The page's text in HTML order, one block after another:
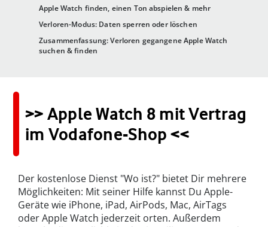
Apple Watch finden, einen Ton abspielen & mehr
Verloren-Modus: Daten sperren oder löschen
Zusammenfassung: Verloren gegangene Apple Watch
suchen & finden
>> Apple Watch 8 mit Vertrag
im Vodafone-Shop <<
Der kostenlose Dienst "Wo ist?" bietet Dir mehrere
Möglichkeiten: Mit seiner Hilfe kannst Du Apple-
Geräte wie iPhone, iPad, AirPods, Mac, AirTags
oder Apple Watch jederzeit orten. Außerdem